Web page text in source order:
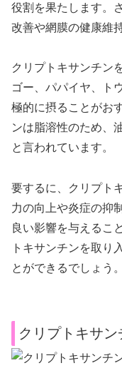
役割を果たします。
改善や網膜の健康維
クリプトキサンチン
ゴー、パパイヤ、ト
極的に摂ることがお
ンは脂溶性のため、
と言われています。
要するに、クリプト
力の向上や炎症の抑
良い影響を与えるこ
トキサンチンを取り
とができるでしょう。
クリプトキサ